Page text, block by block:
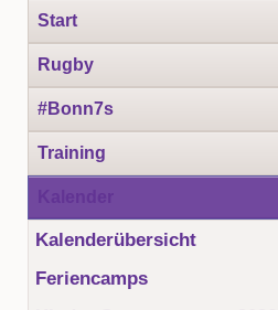
überspringen
Start
Rugby
#Bonn7s
Training
Kalenderübersicht
Feriencamps